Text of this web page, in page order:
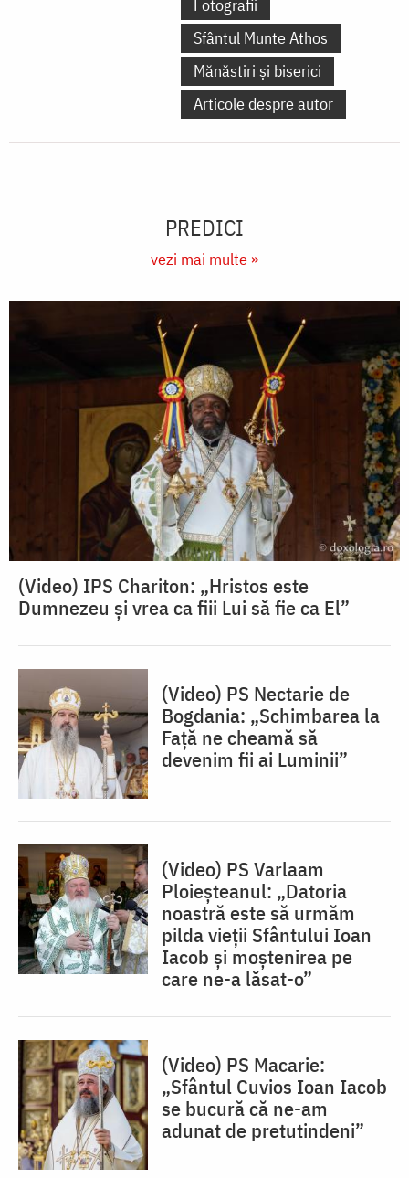
Fotografii
Sfântul Munte Athos
Mănăstiri și biserici
Articole despre autor
PREDICI
vezi mai multe »
(Video) IPS Chariton: „Hristos este
Dumnezeu și vrea ca fiii Lui să fie ca El”
(Video) PS Nectarie de
Bogdania: „Schimbarea la
Față ne cheamă să
devenim fii ai Luminii”
(Video) PS Varlaam
Ploieșteanul: „Datoria
noastră este să urmăm
pilda vieții Sfântului Ioan
Iacob și moștenirea pe
care ne-a lăsat-o”
(Video) PS Macarie:
„Sfântul Cuvios Ioan Iacob
se bucură că ne-am
adunat de pretutindeni”